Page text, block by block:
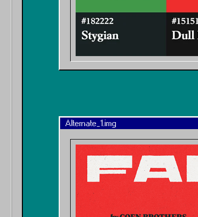
Alternate_1.img